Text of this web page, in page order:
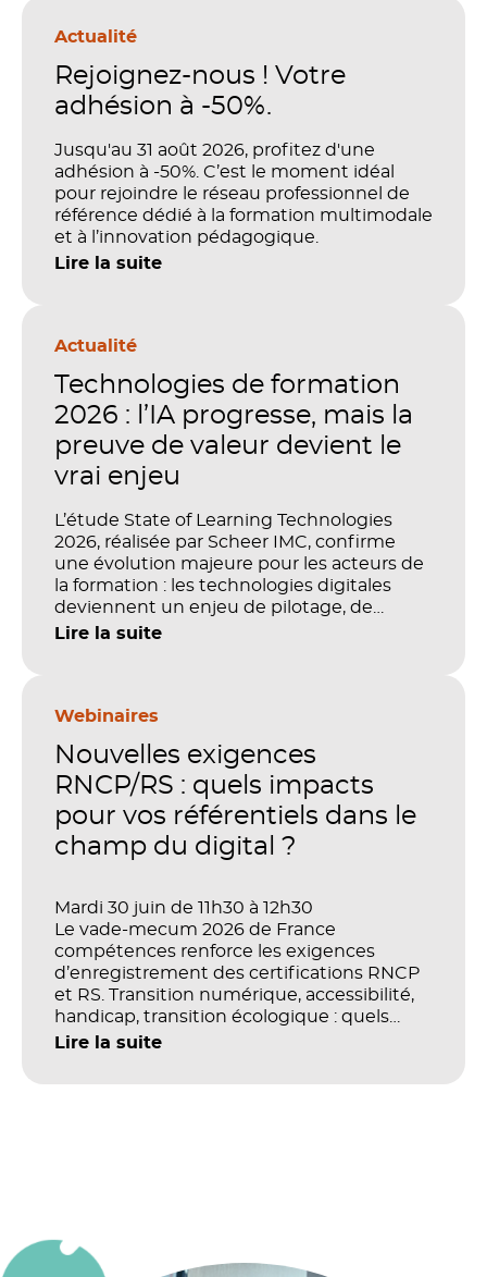
Actualité
Rejoignez-nous ! Votre
adhésion à -50%.
Jusqu'au 31 août 2026, profitez d'une
adhésion à -50%. C’est le moment idéal
pour rejoindre le réseau professionnel de
référence dédié à la formation multimodale
et à l’innovation pédagogique.
Lire la suite
Actualité
Technologies de formation
2026 : l’IA progresse, mais la
preuve de valeur devient le
vrai enjeu
L’étude State of Learning Technologies
2026, réalisée par Scheer IMC, confirme
une évolution majeure pour les acteurs de
la formation : les technologies digitales
deviennent un enjeu de pilotage, de
performance et de preuve de valeur. IA,
stratégique. Mais comment démontrer
investissements sur les compétences, la
productivité et la performance des
Lire la suite
Webinaires
Nouvelles exigences
RNCP/RS : quels impacts
pour vos référentiels dans le
champ du digital ?
Mardi 30 juin de 11h30 à 12h30
Le vade-mecum 2026 de France
compétences renforce les exigences
d’enregistrement des certifications RNCP
et RS. Transition numérique, accessibilité,
handicap, transition écologique : quels
impacts concrets pour les référentiels dans
Lire la suite